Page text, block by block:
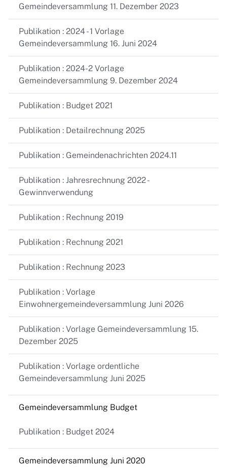
Gemeindeversammlung 11. Dezember 2023
Publikation : 2024 - 1 Vorlage
Gemeindeversammlung 16. Juni 2024
Publikation : 2024-2 Vorlage
Gemeindeversammlung 9. Dezember 2024
Publikation : Budget 2021
Publikation : Detailrechnung 2025
Publikation : Gemeindenachrichten 2024.11
Publikation : Jahresrechnung 2022 -
Gewinnverwendung
Publikation : Rechnung 2019
Publikation : Rechnung 2021
Publikation : Rechnung 2023
Publikation : Vorlage
Einwohnergemeindeversammlung Juni 2026
Publikation : Vorlage Gemeindeversammlung 15.
Dezember 2025
Publikation : Vorlage ordentliche
Gemeindeversammlung Juni 2025
Gemeindeversammlung Budget
Publikation : Budget 2024
Gemeindeversammlung Juni 2020